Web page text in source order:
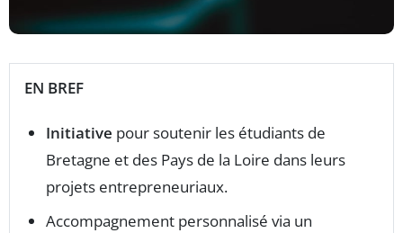
EN BREF
Initiative pour soutenir les étudiants de
Bretagne et des Pays de la Loire dans leurs
projets entrepreneuriaux.
Accompagnement personnalisé via un